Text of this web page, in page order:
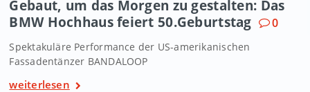
Gebaut, um das Morgen zu gestalten: Das
BMW Hochhaus feiert 50.Geburtstag
0
Spektakuläre Performance der US-amerikanischen
Fassadentänzer BANDALOOP
weiterlesen